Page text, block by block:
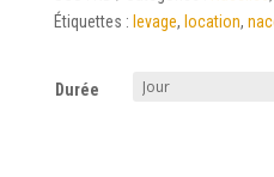
Étiquettes : levage, location,
Durée